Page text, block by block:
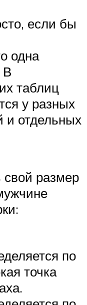
если бы
одна
В
таблиц
у разных
и отдельных
свой размер
по
точка